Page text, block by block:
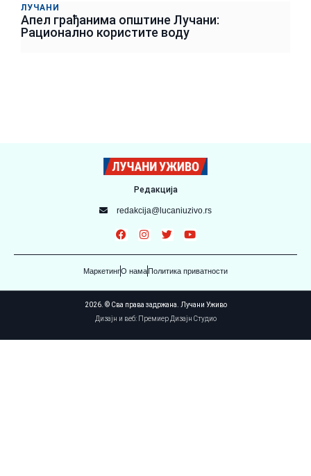
ЛУЧАНИ
Апел грађанима општине Лучани:
Рационално користите воду
Редакција
redakcija@lucaniuzivo.rs
МаркетингО намаПолитика приватности
2026. © Сва права задржана. Лучани Уживо
Дизајн и веб: Премиер Дизајн Студио